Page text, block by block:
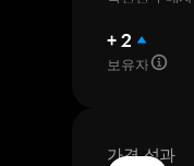
+ 2
보유자
가격 성과